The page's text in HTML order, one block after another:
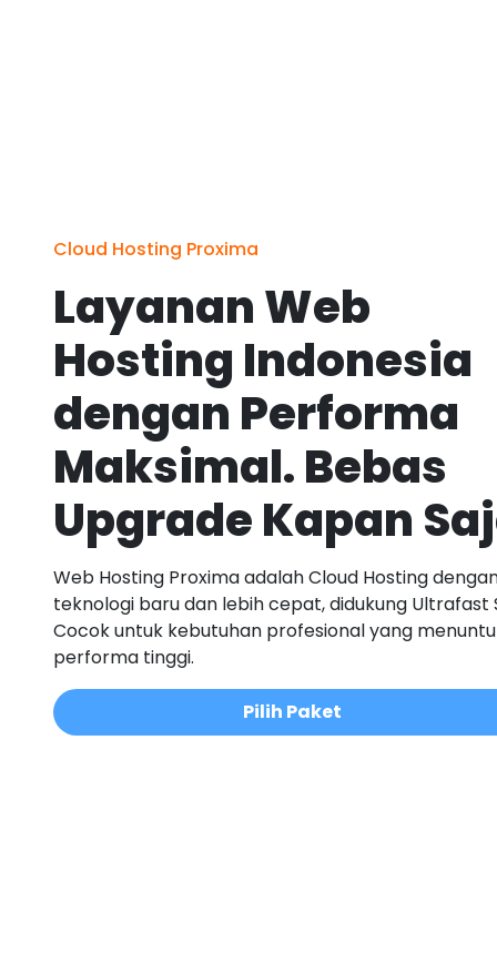
Cloud Hosting Proxima
Layanan Web
Hosting Indonesia
dengan Performa
Maksimal. Bebas
Upgrade Kapan
Web Hosting Proxima adalah Cloud Hosting
teknologi baru dan lebih cepat, didukung Ultrafast
Cocok untuk kebutuhan profesional yang
performa tinggi.
Pilih Paket